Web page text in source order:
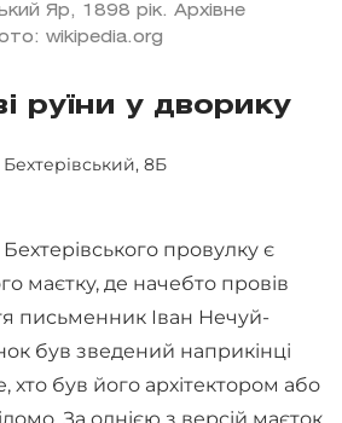
Яр, 1898 рік. Архівне
wikipedia.org
руїни у дворику
8Б
провулку є
маєтку, де начебто провів
письменник Іван Нечуй-
був зведений наприкінці
хто був його архітектором або